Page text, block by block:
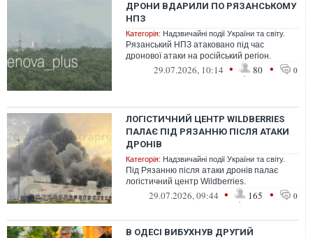
ДРОНИ ВДАРИЛИ ПО РЯЗАНСЬКОМУ
НПЗ
Категорія: Надзвичайні події України та світу.
Рязанський НПЗ атаковано під час
дронової атаки на російський регіон.
29.07.2026, 10:14 • 80 • 0
ЛОГІСТИЧНИЙ ЦЕНТР WILDBERRIES
ПАЛАЄ ПІД РЯЗАННЮ ПІСЛЯ АТАКИ
ДРОНІВ
Категорія: Надзвичайні події України та світу.
Під Рязанню після атаки дронів палає
логістичний центр Wildberries.
29.07.2026, 09:44 • 165 • 0
В ОДЕСІ ВИБУХНУВ ДРУГИЙ